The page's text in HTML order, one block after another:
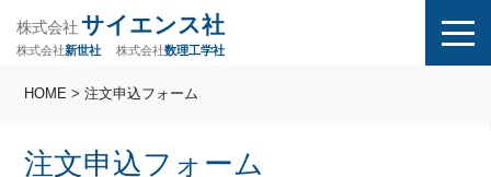
株式会社 サイエンス社
株式会社新世社 株式会社数理工学社
注文申込フォーム
HOME > 注文申込フォーム